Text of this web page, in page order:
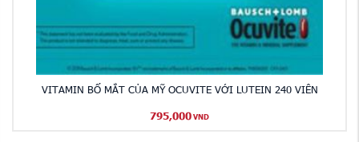
VITAMIN BỔ MẮT CỦA MỸ OCUVITE VỚI LUTEIN 240 VIÊN
795,000 VND